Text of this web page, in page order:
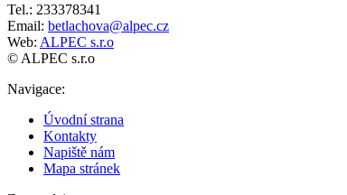
Tel.: 233378341
Email: betlachova@alpec.cz
Web: ALPEC s.r.o
© ALPEC s.r.o
Navigace:
Úvodní strana
Kontakty
Napiště nám
Mapa stránek